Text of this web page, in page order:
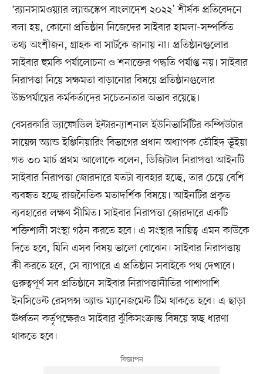
‘র‌্যানসামওয়্যার ল্যান্ডস্কেপ বাংলাদেশ ২০২২’ শীর্ষক প্রতিবেদনে
বলা হয়, কোনো প্রতিষ্ঠান নিজেদের সাইবার হামলা-সম্পর্কিত
তথ্য অংশীজন, গ্রাহক বা সার্টকে জানায় না। প্রতিষ্ঠানগুলোর
সাইবার হুমকি পর্যালোচনা ও শনাক্তের পদ্ধতি পর্যাপ্ত নয়। সাইবার
নিরাপত্তা নিয়ে সক্ষমতা বাড়ানোর বিষয়ে প্রতিষ্ঠানগুলোর
উচ্চপর্যায়ের কর্মকর্তাদের সচেতনতার অভাব রয়েছে।
বেসরকারি ড্যাফোডিল ইন্টারন্যাশনাল ইউনিভার্সিটির কম্পিউটার
সায়েন্স অ্যান্ড ইঞ্জিনিয়ারিং বিভাগের প্রধান অধ্যাপক তৌহিদ ভূঁইয়া
গত ৩০ মার্চ প্রথম আলোকে বলেন, ডিজিটাল নিরাপত্তা আইনটি
সাইবার নিরাপত্তা জোরদারে যতটা ব্যবহার হচ্ছে, তার চেয়ে বেশি
ব্যবহৃত হচ্ছে রাজনৈতিক মতাদর্শিক বিষয়ে। আইনটির প্রকৃত
ব্যবহারের লক্ষণ সীমিত। সাইবার নিরাপত্তা জোরদারে একটি
শক্তিশালী সংস্থা গঠন করতে হবে। এ সংস্থার দায়িত্ব এমন কাউকে
দিতে হবে, যিনি এসব বিষয় ভালো বোঝেন। সাইবার নিরাপত্তায়
কী করতে হবে, সে ব্যাপারে এ প্রতিষ্ঠান সবাইকে পথ দেখাবে।
গুরুত্বপূর্ণ সব প্রতিষ্ঠানে সাইবার নিরাপত্তানীতির পাশাপাশি
ইনসিডেন্ট রেসপন্স অ্যান্ড ম্যানেজমেন্ট টিম থাকতে হবে। এ ছাড়া
ঊর্ধ্বতন কর্তৃপক্ষেরও সাইবার ঝুঁকিসংক্রান্ত বিষয়ে স্বচ্ছ ধারণা
থাকতে হবে।